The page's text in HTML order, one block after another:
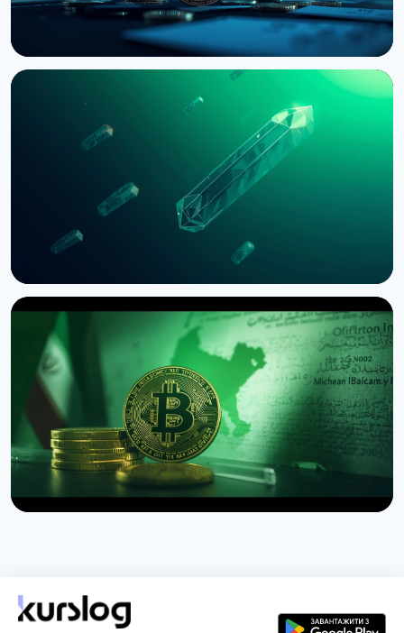
Bernstein попереджає про удар по крипторинку
через провал CLARITY Act у Сенаті
НОВИНА
SEC зупинила опціони Nasdaq на біткоїн через
позов CME
3 серпня 2026 р. 4 хв читання
1 серпня 2026 р.4 хв читання